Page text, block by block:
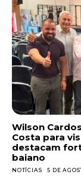
Wilson
Costa para
destacam
baiano
NOTÍCIAS 5 DE